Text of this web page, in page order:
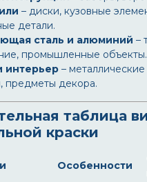
– диски, кузовные
детали.
сталь и алюминий –
промышленные объекты.
интерьер –
предметы декора.
таблица
краски
Особенности